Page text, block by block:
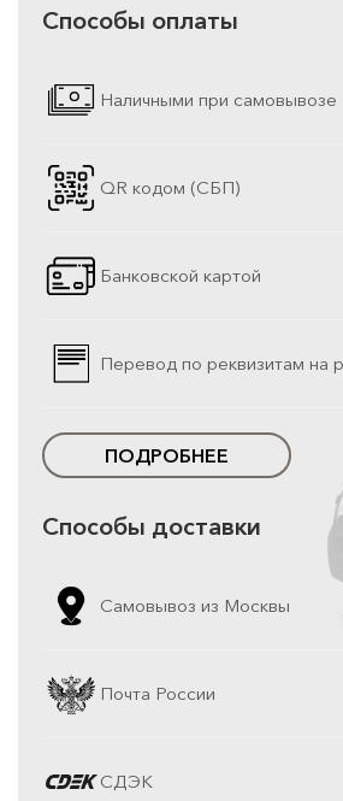
Способы оплаты
Наличными при самовывозе
QR кодом (СБП)
Банковской картой
Перевод по реквизитам на
ПОДРОБНЕЕ
Способы доставки
Самовывоз из Москвы
Почта России
СДЭК